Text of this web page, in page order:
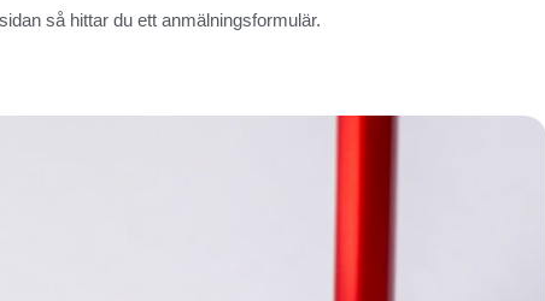
så hittar du ett anmälningsformulär.